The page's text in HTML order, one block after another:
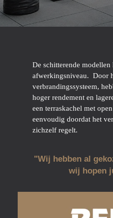
De schitterende modellen
afwerkingsniveau. Door
verbrandingssysteem,
hoger rendement en
een terraskachel met
eenvoudig doordat het
zichzelf regelt.
"Wij hebben al
wij hopen